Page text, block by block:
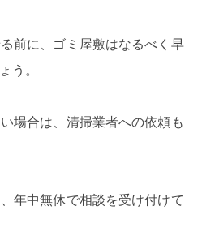
前に、ゴミ屋敷はなるべく早
う。
場合は、清掃業者への依頼も
年中無休で相談を受け付けて